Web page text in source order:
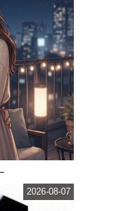
2026-08-07